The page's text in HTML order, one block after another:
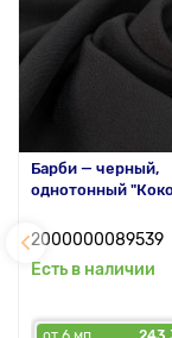
Барби — черный,
однотонный
2000000089539
Есть в наличии